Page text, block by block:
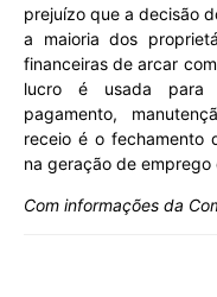
prejuízo que a decisão
a maioria dos
financeiras de arcar
lucro é usada para
pagamento,
receio é o fechamento
na geração de emprego
Com informações da